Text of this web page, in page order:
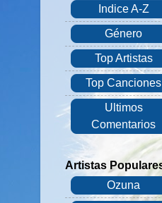
Indice A-Z
Género
Top Artistas
Top Canciones
Ultimos
Comentarios
Artistas
Ozuna